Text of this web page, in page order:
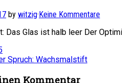
by witzig·Keine Kommentare
Das Glas ist halb leer Der
Spruch: Wachsmalstift
Kommentar